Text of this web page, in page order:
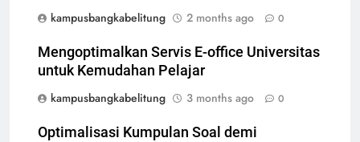
kampusbangkabelitung
2 months ago 0
Mengoptimalkan Servis E-office Universitas
untuk Kemudahan Pelajar
kampusbangkabelitung
3 months ago 0
Optimalisasi Kumpulan Soal demi